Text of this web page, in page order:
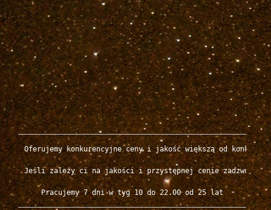
Oferujemy konkurencyjne ceny i jakość większą od
Jeśli zależy ci na jakości i przystępnej cenie zadzwoń
Pracujemy 7 dni w tyg 10 do 22.00 od 25 lat